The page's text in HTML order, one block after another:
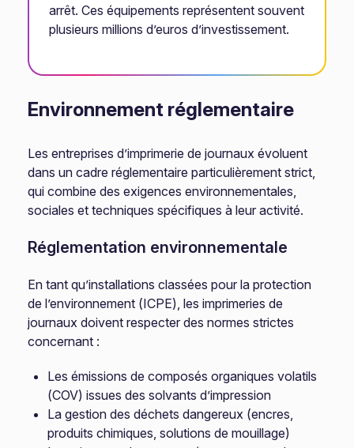
arrêt. Ces équipements représentent souvent
plusieurs millions d’euros d’investissement.
Environnement réglementaire
Les entreprises d’imprimerie de journaux évoluent
dans un cadre réglementaire particulièrement strict,
qui combine des exigences environnementales,
sociales et techniques spécifiques à leur activité.
Réglementation environnementale
En tant qu’installations classées pour la protection
de l’environnement (ICPE), les imprimeries de
journaux doivent respecter des normes strictes
concernant :
Les émissions de composés organiques volatils
(COV) issues des solvants d’impression
La gestion des déchets dangereux (encres,
produits chimiques, solutions de mouillage)